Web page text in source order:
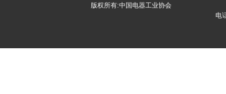
版权所有:中国电器工业协会
电